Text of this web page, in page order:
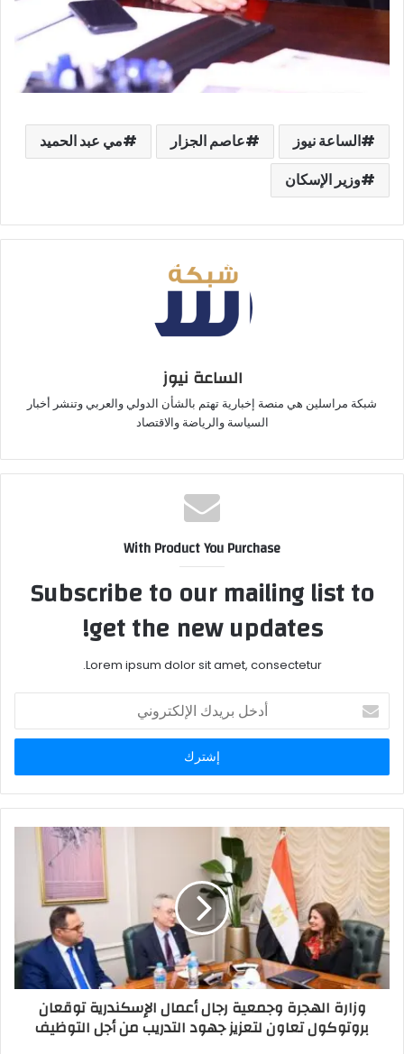
الساعة نيوز عاصم الجزار
مي عبد الحميد
وزير الإسكان
الساعة نيوز
شبكة مراسلين هي منصة إخبارية تهتم بالشأن الدولي والعربي وتنشر أخبار
السياسة والرياضة والاقتصاد
With Product You Purchase
Subscribe to our mailing list to
get the new updates!
Lorem ipsum dolor sit amet, consectetur.
أدخل
بريدك
الإلكتروني
وزارة الهجرة وجمعية رجال أعمال الإسكندرية توقعان
بروتوكول تعاون لتعزيز جهود التدريب من أجل التوظيف